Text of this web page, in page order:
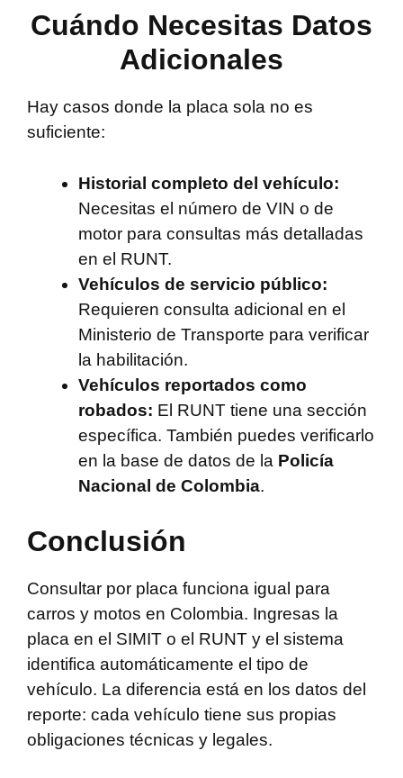
Cuándo Necesitas Datos
Adicionales
Hay casos donde la placa sola no es
suficiente:
Historial completo del vehículo:
Necesitas el número de VIN o de
motor para consultas más detalladas
en el RUNT.
Vehículos de servicio público:
Requieren consulta adicional en el
Ministerio de Transporte para verificar
la habilitación.
Vehículos reportados como
robados: El RUNT tiene una sección
específica. También puedes verificarlo
en la base de datos de la Policía
Nacional de Colombia.
Conclusión
Consultar por placa funciona igual para
carros y motos en Colombia. Ingresas la
placa en el SIMIT o el RUNT y el sistema
identifica automáticamente el tipo de
vehículo. La diferencia está en los datos del
reporte: cada vehículo tiene sus propias
obligaciones técnicas y legales.